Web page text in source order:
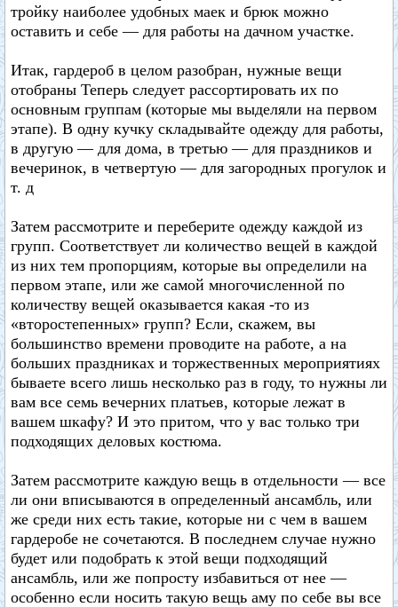
тройку наиболее удобных маек и брюк можно
оставить и себе — для работы на дачном участке.
Итак, гардероб в целом разобран, нужные вещи
отобраны Теперь следует рассортировать их по
основным группам (которые мы выделяли на первом
этапе). В одну кучку складывайте одежду для работы,
в другую — для дома, в третью — для праздников и
вечеринок, в четвертую — для загородных прогулок и
т. д
Затем рассмотрите и переберите одежду каждой из
групп. Соответствует ли количество вещей в каждой
из них тем пропорциям, которые вы определили на
первом этапе, или же самой многочисленной по
количеству вещей оказывается какая -то из
«второстепенных» групп? Если, скажем, вы
большинство времени проводите на работе, а на
больших праздниках и торжественных мероприятиях
бываете всего лишь несколько раз в году, то нужны ли
вам все семь вечерних платьев, которые лежат в
вашем шкафу? И это притом, что у вас только три
подходящих деловых костюма.
Затем рассмотрите каждую вещь в отдельности — все
ли они вписываются в определенный ансамбль, или
же среди них есть такие, которые ни с чем в вашем
гардеробе не сочетаются. В последнем случае нужно
будет или подобрать к этой вещи подходящий
ансамбль, или же попросту избавиться от нее —
особенно если носить такую вещь аму по себе вы все